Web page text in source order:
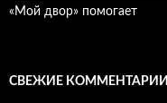
«Мой двор» помогает
СВЕЖИЕ КОММЕНТАРИИ